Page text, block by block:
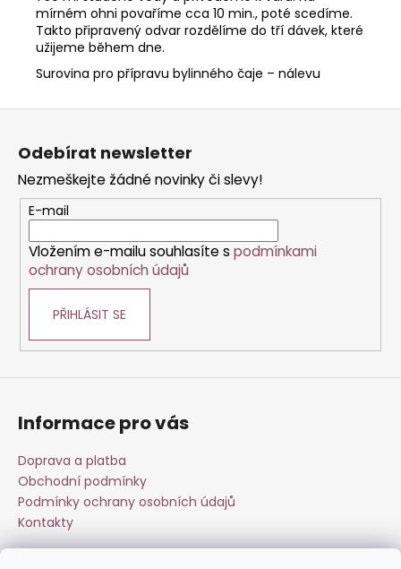
mírném ohni povaříme cca 10 min., poté scedíme.
Takto připravený odvar rozdělíme do tří dávek, které
užijeme během dne.
Surovina pro přípravu bylinného čaje – nálevu
Z
Odebírat newsletter
Nezmeškejte žádné novinky či slevy!
E-mail
Vložením e-mailu souhlasíte s podmínkami
ochrany osobních údajů
PŘIHLÁSIT SE
Informace pro vás
Doprava a platba
Obchodní podmínky
Podmínky ochrany osobních údajů
Kontakty